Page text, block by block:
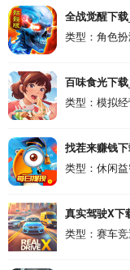
全战觉醒下
类型：角色
百味食光下
类型：模拟
找茬来赚钱
类型：休闲
真实驾驶X下
类型：赛车